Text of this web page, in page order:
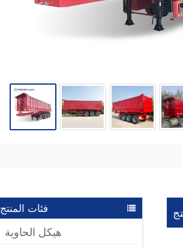
فئات المنتج
هيكل الحاوية